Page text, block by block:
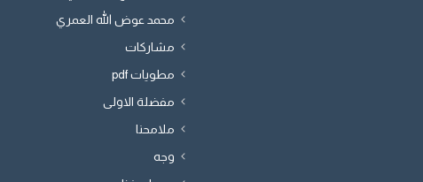
محمد عوض الله العمري
مشاركات
مطويات pdf
مفضلة الاولى
ملامحنا
وجه